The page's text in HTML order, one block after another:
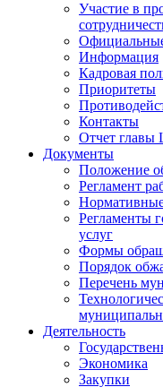
Участие в
Информация
Кадровая
Приоритеты
Контакты
Отчет главы
Документы
Положение
Регламент
Регламенты
услуг
Формы
Порядок
Перечень
Деятельность
Экономика
Закупки